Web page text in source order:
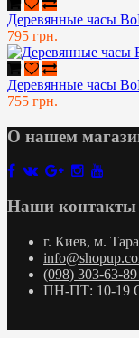
Деревянные часы
795 грн.
Деревянные часы
755 грн.
О нашем
Наши контакты
г. Киев, м.
(098) 303-63-
ПН-ПТ: 10-19